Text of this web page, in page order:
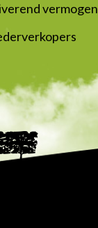
vermogen